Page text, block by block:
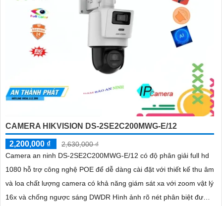
CAMERA HIKVISION DS-2SE2C200MWG-E/12
2,200,000 ₫
2,630,000 ₫
Camera an ninh DS-2SE2C200MWG-E/12 có độ phân giải full hd
1080 hỗ trợ công nghệ POE để dễ dàng cài đặt với thiết kế thu âm
và loa chất lượng camera có khả năng giám sát xa với zoom vật lý
16x và chống ngược sáng DWDR Hình ảnh rõ nét phân biệt được